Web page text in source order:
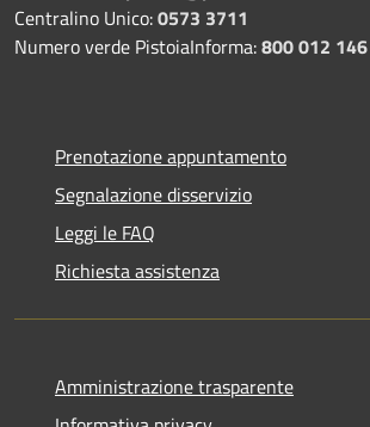
Centralino Unico:0573 3711
Numero verde PistoiaInforma:800 012 146
Prenotazione appuntamento
Segnalazione disservizio
Leggi le FAQ
Richiesta assistenza
Amministrazione trasparente